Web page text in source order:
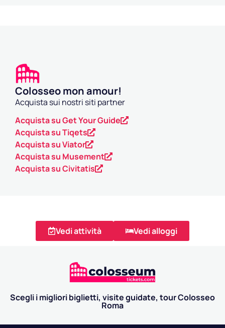
Colosseo mon amour!
Acquista sui nostri siti partner
Acquista su Get Your Guide
Acquista su Tiqets
Acquista su Viator
Acquista su Musement
Acquista su Civitatis
Vedi attività Vedi alloggi
Scegli i migliori biglietti, visite guidate, tour Colosseo
Roma